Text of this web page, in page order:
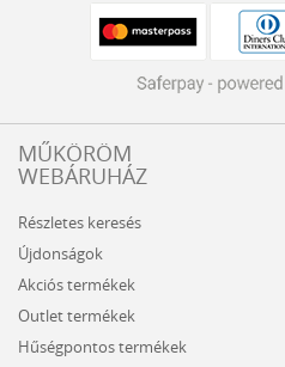
MŰKÖRÖM
WEBÁRUHÁZ
Részletes keresés
Újdonságok
Akciós termékek
Outlet termékek
Hűségpontos termékek